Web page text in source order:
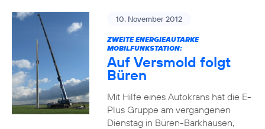
10. November 2012
ZWEITE ENERGIEAUTARKE
MOBILFUNKSTATION:
Auf Versmold folgt
Büren
Mit Hilfe eines Autokrans hat die E-
Plus Gruppe am vergangenen
Dienstag in Büren-Barkhausen,